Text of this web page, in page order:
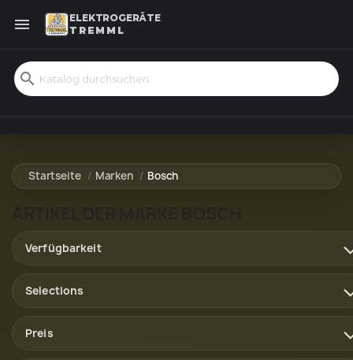

ELEKTROGERÄTE
TREMML
search
Startseite Marken Bosch
Verfügbarkeit
Selections
Preis